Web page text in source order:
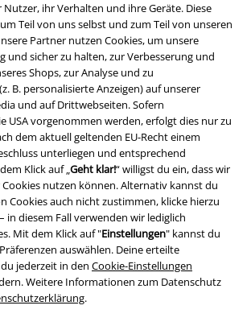
ihr Verhalten und ihre Geräte. Diese
Teil von uns selbst und zum Teil von unseren
Partner nutzen Cookies, um unsere
und sicher zu halten, zur Verbesserung und
Shops, zur Analyse und zu
B. personalisierte Anzeigen) auf unserer
und auf Drittwebseiten. Sofern
USA vorgenommen werden, erfolgt dies nur zu
dem aktuell geltenden EU-Recht einem
unterliegen und entsprechend
Klick auf „Geht klar!“ willigst du ein, dass wir
nutzen können. Alternativ kannst du
Cookies auch nicht zustimmen, klicke hierzu
in diesem Fall verwenden wir lediglich
Mit dem Klick auf "Einstellungen" kannst du
auswählen. Deine erteilte
jederzeit in den Cookie-Einstellungen
Weitere Informationen zum Datenschutz
.